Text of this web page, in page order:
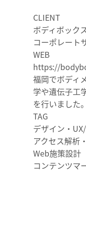
CLIENT
ボディボック
コーポレート
WEB
https://
福岡でボディ
学や遺伝子工
を行いました。
TAG
デザイン・
アクセス解析
Web施策設計
コンテンツマ